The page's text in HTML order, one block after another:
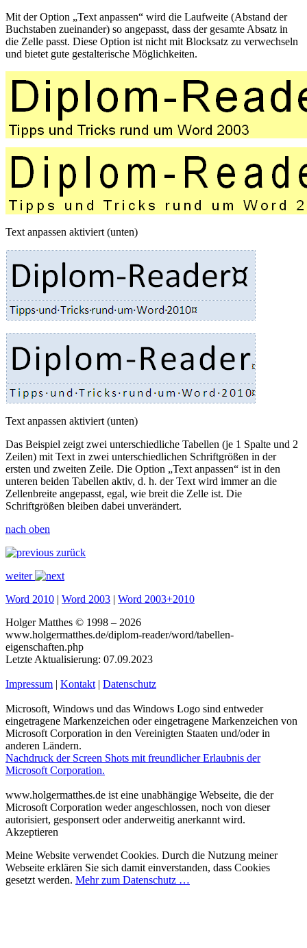
Mit der Option „Text anpassen“ wird die Laufweite (Abstand der
Buchstaben zueinander) so angepasst, dass der gesamte Absatz in
die Zelle passt. Diese Option ist nicht mit Blocksatz zu verwechseln
und bietet gute gestalterische Möglichkeiten.
Text anpassen aktiviert (unten)
Text anpassen aktiviert (unten)
Das Beispiel zeigt zwei unterschiedliche Tabellen (je 1 Spalte und 2
Zeilen) mit Text in zwei unterschiedlichen Schriftgrößen in der
ersten und zweiten Zeile. Die Option „Text anpassen“ ist in den
unteren beiden Tabellen aktiv, d. h. der Text wird immer an die
Zellenbreite angepasst, egal, wie breit die Zelle ist. Die
Schriftgrößen bleiben dabei unverändert.
nach oben
zurück
weiter
Word 2010 | Word 2003 | Word 2003+2010
Holger Matthes © 1998 – 2026
www.holgermatthes.de/diplom-reader/word/tabellen-
eigenschaften.php
Letzte Aktualisierung: 07.09.2023
Impressum | Kontakt | Datenschutz
Microsoft, Windows und das Windows Logo sind entweder
eingetragene Markenzeichen oder eingetragene Markenzeichen von
Microsoft Corporation in den Vereinigten Staaten und/oder in
anderen Ländern.
Nachdruck der Screen Shots mit freundlicher Erlaubnis der
Microsoft Corporation.
www.holgermatthes.de ist eine unabhängige Webseite, die der
Microsoft Corporation weder angeschlossen, noch von dieser
autorisiert, gesponsert oder anderweitig anerkannt wird.
Akzeptieren
Meine Website verwendet Cookies. Durch die Nutzung meiner
Webseite erklären Sie sich damit einverstanden, dass Cookies
gesetzt werden. Mehr zum Datenschutz …